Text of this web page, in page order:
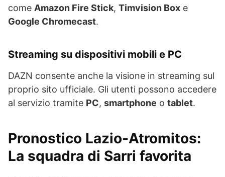
come Amazon Fire Stick, Timvision Box e
Google Chromecast.
Streaming su dispositivi mobili e PC
DAZN consente anche la visione in streaming sul
proprio sito ufficiale. Gli utenti possono accedere
al servizio tramite PC, smartphone o tablet.
Pronostico Lazio-Atromitos:
La squadra di Sarri favorita